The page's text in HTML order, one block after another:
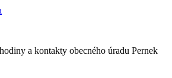
a kontakty obecného úradu Pernek